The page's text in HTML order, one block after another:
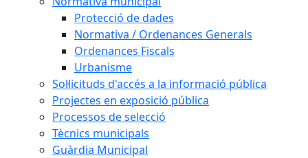
Protecció de dades
Normativa / Ordenances Generals
Ordenances Fiscals
Urbanisme
Sol·licituds d'accés a la informació pública
Projectes en exposició pública
Processos de selecció
Tècnics municipals
Guàrdia Municipal